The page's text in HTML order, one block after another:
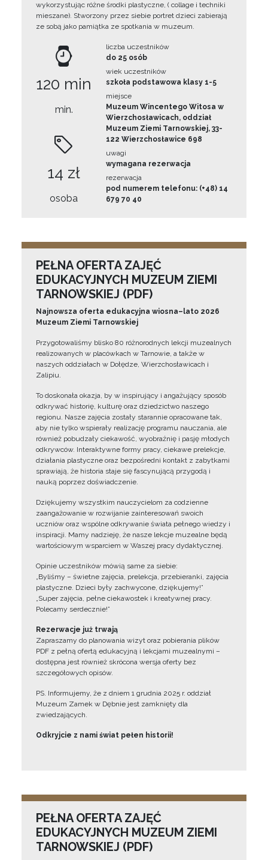
wykorzystując różne środki plastyczne, ( collage i techniki
mieszane). Stworzony przez siebie portret dzieci zabierają
ze sobą jako pamiątka ze spotkania w muzeum.
120 min
min.
14 zł
osoba
liczba uczestników
do 25 osób
wiek uczestników
szkoła podstawowa klasy 1-5
miejsce
Muzeum Wincentego Witosa w
Wierzchosławicach, oddział
Muzeum Ziemi Tarnowskiej, 33-
122 Wierzchosławice 698
uwagi
wymagana rezerwacja
rezerwacja
pod numerem telefonu: (+48) 14
679 70 40
PEŁNA OFERTA ZAJĘĆ
EDUKACYJNYCH MUZEUM ZIEMI
TARNOWSKIEJ (PDF)
Najnowsza oferta edukacyjna wiosna–lato 2026
Muzeum Ziemi Tarnowskiej
Przygotowaliśmy blisko 80 różnorodnych lekcji muzealnych
realizowanych w placówkach w Tarnowie, a także w
naszych oddziałach w Dołędze, Wierzchosławicach i
Zalipiu.
To doskonała okazja, by w inspirujący i angażujący sposób
odkrywać historię, kulturę oraz dziedzictwo naszego
regionu. Nasze zajęcia zostały starannie opracowane tak,
aby nie tylko wspierały realizację programu nauczania, ale
również pobudzały ciekawość, wyobraźnię i pasję młodych
odkrywców. Interaktywne formy pracy, ciekawe prelekcje,
działania plastyczne oraz bezpośredni kontakt z zabytkami
sprawiają, że historia staje się fascynującą przygodą i
nauką poprzez doświadczenie.
Dziękujemy wszystkim nauczycielom za codzienne
zaangażowanie w rozwijanie zainteresowań swoich
uczniów oraz wspólne odkrywanie świata pełnego wiedzy i
inspiracji. Mamy nadzieję, że nasze lekcje muzealne będą
wartościowym wsparciem w Waszej pracy dydaktycznej.
Opinie uczestników mówią same za siebie:
„Byliśmy – świetne zajęcia, prelekcja, przebieranki, zajęcia
plastyczne. Dzieci były zachwycone, dziękujemy!”
„Super zajęcia, pełne ciekawostek i kreatywnej pracy.
Polecamy serdecznie!”
Rezerwacje już trwają
Zapraszamy do planowania wizyt oraz pobierania plików
PDF z pełną ofertą edukacyjną i lekcjami muzealnymi –
dostępna jest również skrócona wersja oferty bez
szczegółowych opisów.
PS. Informujemy, że z dniem 1 grudnia 2025 r. oddział
Muzeum Zamek w Dębnie jest zamknięty dla
zwiedzających.
Odkryjcie z nami świat pełen historii!
PEŁNA OFERTA ZAJĘĆ
EDUKACYJNYCH MUZEUM ZIEMI
TARNOWSKIEJ (PDF)